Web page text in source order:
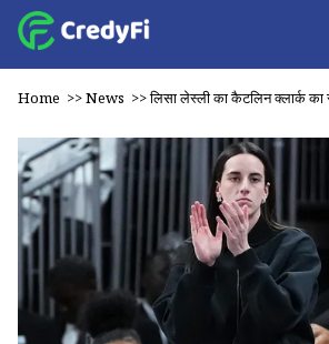
Home >>News >>लिसा लेस्ली का कैटलिन क्लार्क का